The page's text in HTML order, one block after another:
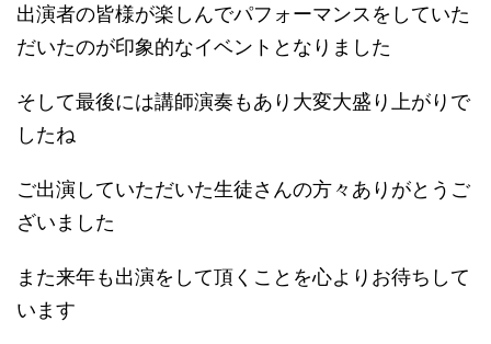
出演者の皆様が楽しんでパフォーマンスをしていた
だいたのが印象的なイベントとなりました
そして最後には講師演奏もあり大変大盛り上がりで
したね
ご出演していただいた生徒さんの方々ありがとうご
ざいました
また来年も出演をして頂くことを心よりお待ちして
います